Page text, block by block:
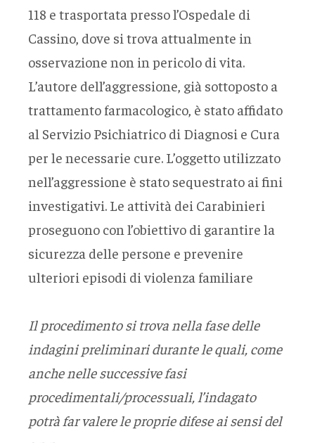
118 e trasportata presso l’Ospedale di
Cassino, dove si trova attualmente in
osservazione non in pericolo di vita.
L’autore dell’aggressione, già sottoposto a
trattamento farmacologico, è stato affidato
al Servizio Psichiatrico di Diagnosi e Cura
per le necessarie cure. L’oggetto utilizzato
nell’aggressione è stato sequestrato ai fini
investigativi. Le attività dei Carabinieri
proseguono con l’obiettivo di garantire la
sicurezza delle persone e prevenire
ulteriori episodi di violenza familiare
Il procedimento si trova nella fase delle
indagini preliminari durante le quali, come
anche nelle successive fasi
procedimentali/processuali, l’indagato
potrà far valere le proprie difese ai sensi del